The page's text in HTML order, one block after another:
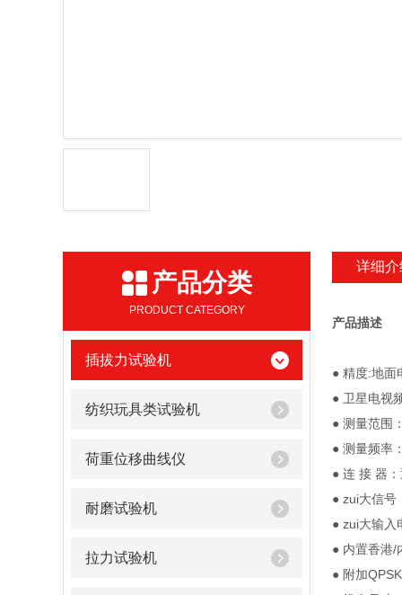
产品分类
PRODUCT CATEGORY
插拔力试验机
纺织玩具类试验机
荷重位移曲线仪
耐磨试验机
拉力试验机
详细介
产品描述
● 精度:地面
● 卫星电视
● 测量范围
● 测量频率
● 连 接 器
● zui大信号
● zui大输入
● 内置香港/
● 附加